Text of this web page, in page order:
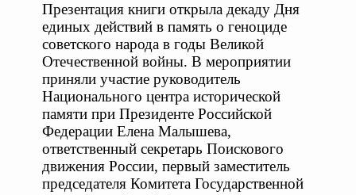
Презентация книги открыла декаду Дня
единых действий в память о геноциде
советского народа в годы Великой
Отечественной войны. В мероприятии
приняли участие руководитель
Национального центра исторической
памяти при Президенте Российской
Федерации Елена Малышева,
ответственный секретарь Поискового
движения России, первый заместитель
председателя Комитета Государственной